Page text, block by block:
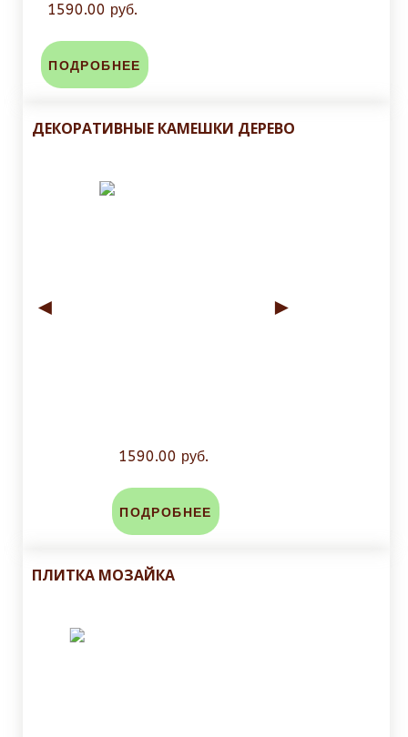
1590.00 руб.
ПОДРОБНЕЕ
ДЕКОРАТИВНЫЕ КАМЕШКИ ДЕРЕВО
◄ ►
1590.00 руб.
ПОДРОБНЕЕ
ПЛИТКА МОЗАЙКА